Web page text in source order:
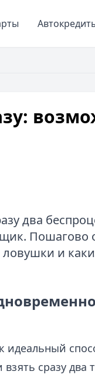
два
Пошагово
и
сразу два